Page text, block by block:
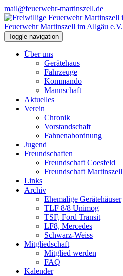
mail@feuerwehr-martinszell.de
Feuerwehr Martinszell im Allgäu e.V.
Toggle navigation
Über uns
Gerätehaus
Fahrzeuge
Kommando
Mannschaft
Aktuelles
Verein
Chronik
Vorstandschaft
Fahnenabordnung
Jugend
Freundschaften
Freundschaft Coesfeld
Freundschaft Martinszell
Links
Archiv
Ehemalige Gerätehäuser
TLF 8/8 Unimog
TSF, Ford Transit
LF8, Mercedes
Schwarz-Weiss
Mitgliedschaft
Mitglied werden
FAQ
Kalender